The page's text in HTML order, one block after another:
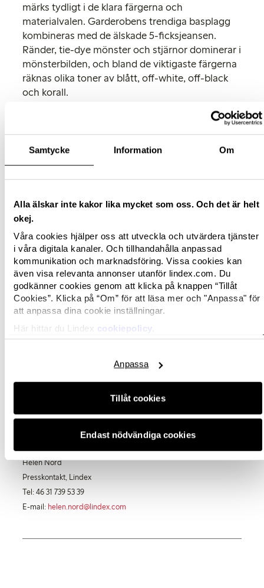
Samtycke Information Om
Alla älskar inte kakor lika mycket som oss. Och det är helt
okej.
Våra cookies hjälper oss att utveckla och utvärdera tjänster
i våra digitala kanaler. Och tillhandahålla anpassad
kommunikation och marknadsföring. Vissa cookies kan
även visa relevanta annonser utanför lindex.com. Du
godkänner cookies genom att klicka på knappen “Tillåt
Cookies”. Klicka på “Om” för att läsa mer och "Anpassa" för
att anpassa dina cookie inställningar.
Här hittar du Lindex cookiepolicy.
Tillåt cookies
Anpassa
Endast nödvändiga cookies
märks tydligt i de klara färgerna och
materialvalen. Garderobens trendiga basplagg
kombineras med de älskade 5-ficksjeansen.
Ränder, tie-dye mönster och stjärnor dominerar i
mönsterbilden, och bland de viktigaste färgerna
räknas olika toner av blått, off-white, off-black
och korall.
Utmärkande för denna trend är den kvinnliga
känslan och den söta, pastelliga färgkartan. Vi
ser olika nyanser av rosa, ljusa toner av turkos
modern och kvinnligt romantisk. Bland
nyckelplagg räknas spetstoppar, t-shirts med
sidenkänsla, blusar och 5-ficks byxor.
Holly & Whyte
Denna kollektion riktar sig till de kvinnor som
alltid gillat preppy-stilen, de klassiska favoriterna
med det lilla extra samt en styling med oväntade
kombinationer. Bland färgerna märks marinblått,
klarrött, grönt och vitt och mönsterbilden visar
främst ränder och prickar. Blazers, slacks, tröjor i
Newsroom
Helen Nord
Presskontakt, Lindex
Tel: 46 31 739 53 39
E-mail: helen.nord@lindex.com